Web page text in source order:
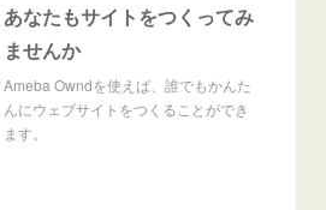
あなたもサイトをつくってみ
ませんか
Ameba Owndを使えば、誰でもかんた
んにウェブサイトをつくることができ
ます。